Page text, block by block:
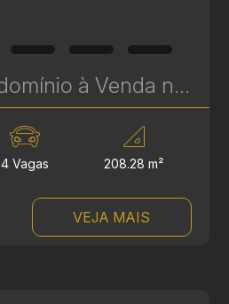
Casa em Condomínio à Venda no Água Verde | 4 Quartos, Ático com Lareira e 4 Vagas – 208 m² | Ref 538
4 Vagas 208.28 m²
VEJA MAIS